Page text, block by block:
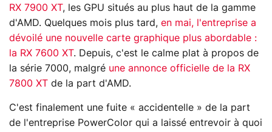
RX 7900 XT, les GPU situés au plus haut de la gamme
d'AMD. Quelques mois plus tard, en mai, l'entreprise a
dévoilé une nouvelle carte graphique plus abordable :
la RX 7600 XT. Depuis, c'est le calme plat à propos de
la série 7000, malgré une annonce officielle de la RX
7800 XT de la part d'AMD.
C'est finalement une fuite « accidentelle » de la part
de l'entreprise PowerColor qui a laissé entrevoir à quoi